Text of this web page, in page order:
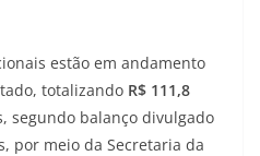
estão em andamento
totalizando R$ 111,8
segundo balanço divulgado
por meio da Secretaria da